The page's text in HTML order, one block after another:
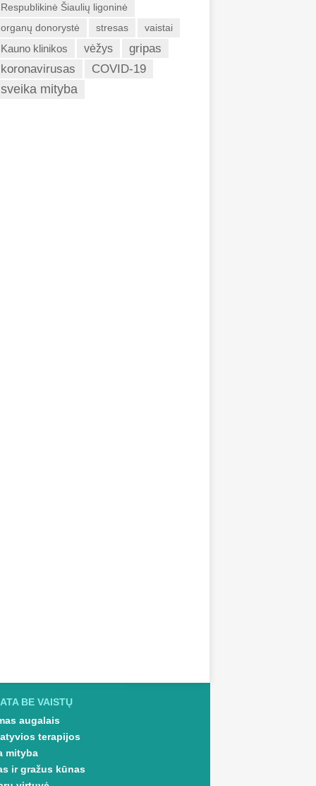
Respublikinė Šiaulių ligoninė
organų donorystė
stresas vaistai
Kauno klinikos vėžys
gripas
koronavirusas
COVID-19
sveika mityba
BE VAISTŲ
augalais
terapijos
mityba
ir gražus kūnas